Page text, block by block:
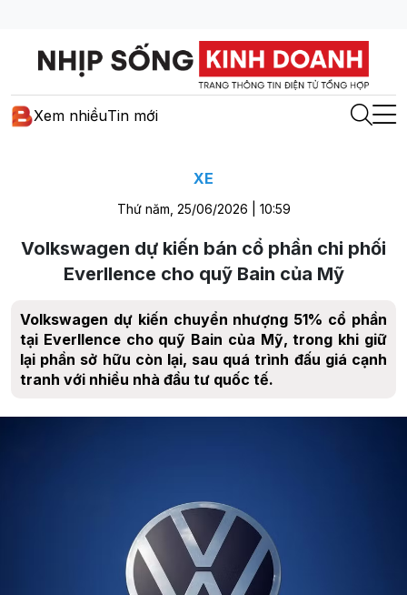
Xem nhiềuTin mới
XE
Thứ năm, 25/06/2026 | 10:59
Volkswagen dự kiến bán cổ phần chi phối
Everllence cho quỹ Bain của Mỹ
Volkswagen dự kiến chuyển nhượng 51% cổ phần
tại Everllence cho quỹ Bain của Mỹ, trong khi giữ
lại phần sở hữu còn lại, sau quá trình đấu giá cạnh
tranh với nhiều nhà đầu tư quốc tế.